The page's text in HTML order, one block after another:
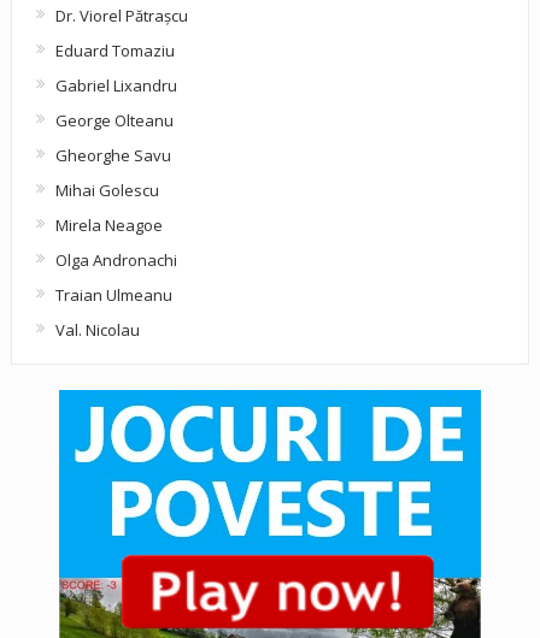
Dr. Viorel Pătraşcu
Eduard Tomaziu
Gabriel Lixandru
George Olteanu
Gheorghe Savu
Mihai Golescu
Mirela Neagoe
Olga Andronachi
Traian Ulmeanu
Val. Nicolau